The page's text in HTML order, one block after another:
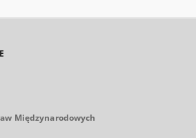
Międzynarodowych